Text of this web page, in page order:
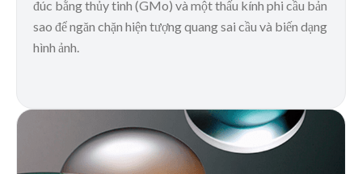
đúc bằng thủy tinh (GMo) và một thấu kính phi cầu bản
sao để ngăn chặn hiện tượng quang sai cầu và biến dạng
hình ảnh.